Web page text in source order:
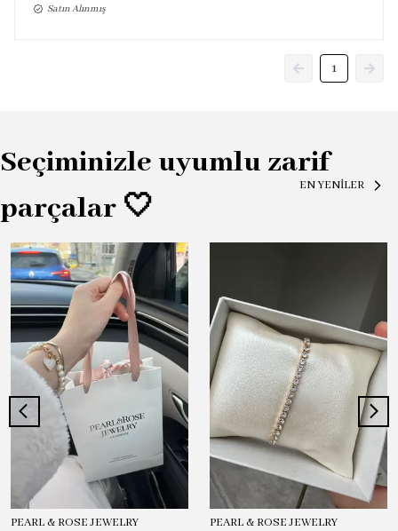
Satın Alınmış
1
Seçiminizle uyumlu zarif
parçalar 🤍
EN YENİLER
PEARL & ROSE JEWELRY PEARL & ROSE JEWELRY